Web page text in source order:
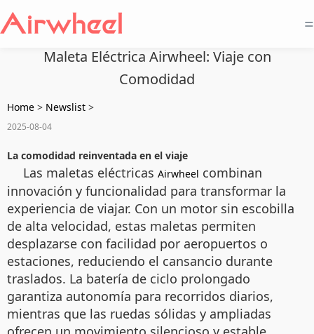
=
Maleta Eléctrica Airwheel: Viaje con
Comodidad
Home > Newslist >
2025-08-04
La comodidad reinventada en el viaje
Las maletas eléctricas Airwheel combinan
innovación y funcionalidad para transformar la
experiencia de viajar. Con un motor sin escobilla
de alta velocidad, estas maletas permiten
desplazarse con facilidad por aeropuertos o
estaciones, reduciendo el cansancio durante
traslados. La batería de ciclo prolongado
garantiza autonomía para recorridos diarios,
mientras que las ruedas sólidas y ampliadas